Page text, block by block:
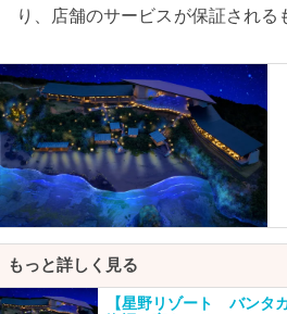
り、店舗のサービスが保証される
もっと詳しく見る
【星野リゾート バンタ